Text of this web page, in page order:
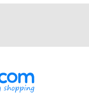
Vietnam